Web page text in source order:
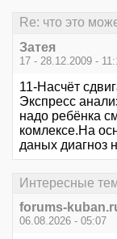
Re: что это
Затея
17 - 28.12.2009 -
11-Насчёт
Экспресс
надо ребёнка
комлексе.На
даных диагноз
Интересные
forums-
06.08.2026 - 05:07